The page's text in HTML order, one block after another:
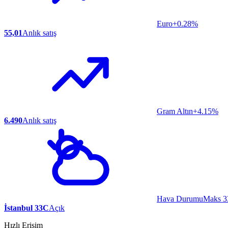
Euro+0.28%
55,01Anlık satış
Gram Altın+4.15%
6.490Anlık satış
Hava DurumuMaks
İstanbul 33CAçık
Hızlı Erişim